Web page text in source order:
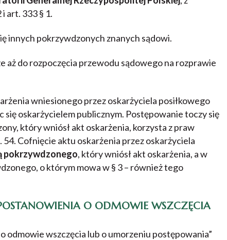
art. 333 § 1.
innych pokrzywdzonych znanych sądowi.
aż do rozpoczęcia przewodu sądowego na rozprawie
wniesionego przez oskarżyciela posiłkowego
oskarżycielem publicznym. Postępowanie toczy się
który wniósł akt oskarżenia, korzysta z praw
Cofnięcie aktu oskarżenia przez oskarżyciela
pokrzywdzonego, który wniósł akt oskarżenia, a w
o którym mowa w § 3 – również tego
O ODMOWIE WSZCZĘCIA
wszczęcia lub o umorzeniu postępowania”